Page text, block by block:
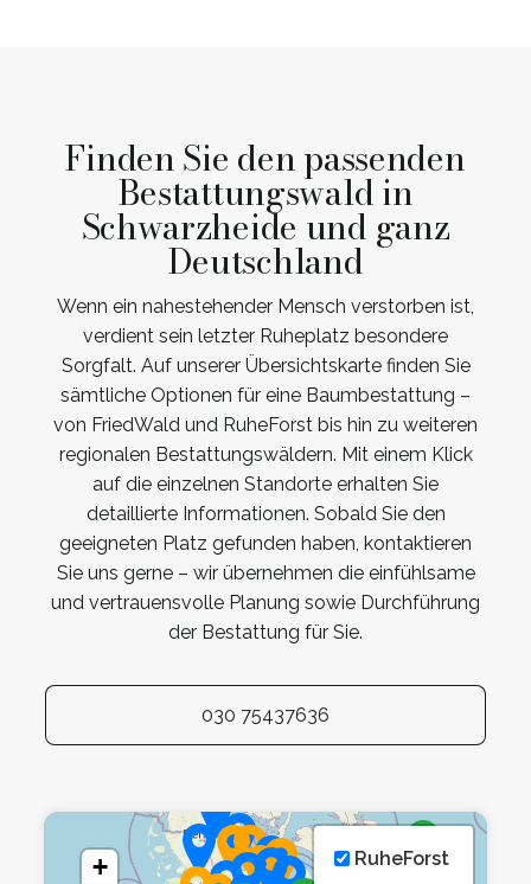
Finden Sie den passenden
Bestattungswald in
Schwarzheide und ganz
Deutschland
Wenn ein nahestehender Mensch verstorben ist,
verdient sein letzter Ruheplatz besondere
Sorgfalt. Auf unserer Übersichtskarte finden Sie
sämtliche Optionen für eine Baumbestattung –
von FriedWald und RuheForst bis hin zu weiteren
regionalen Bestattungswäldern. Mit einem Klick
auf die einzelnen Standorte erhalten Sie
detaillierte Informationen. Sobald Sie den
geeigneten Platz gefunden haben, kontaktieren
Sie uns gerne – wir übernehmen die einfühlsame
und vertrauensvolle Planung sowie Durchführung
der Bestattung für Sie.
030 75437636
+
RuheForst